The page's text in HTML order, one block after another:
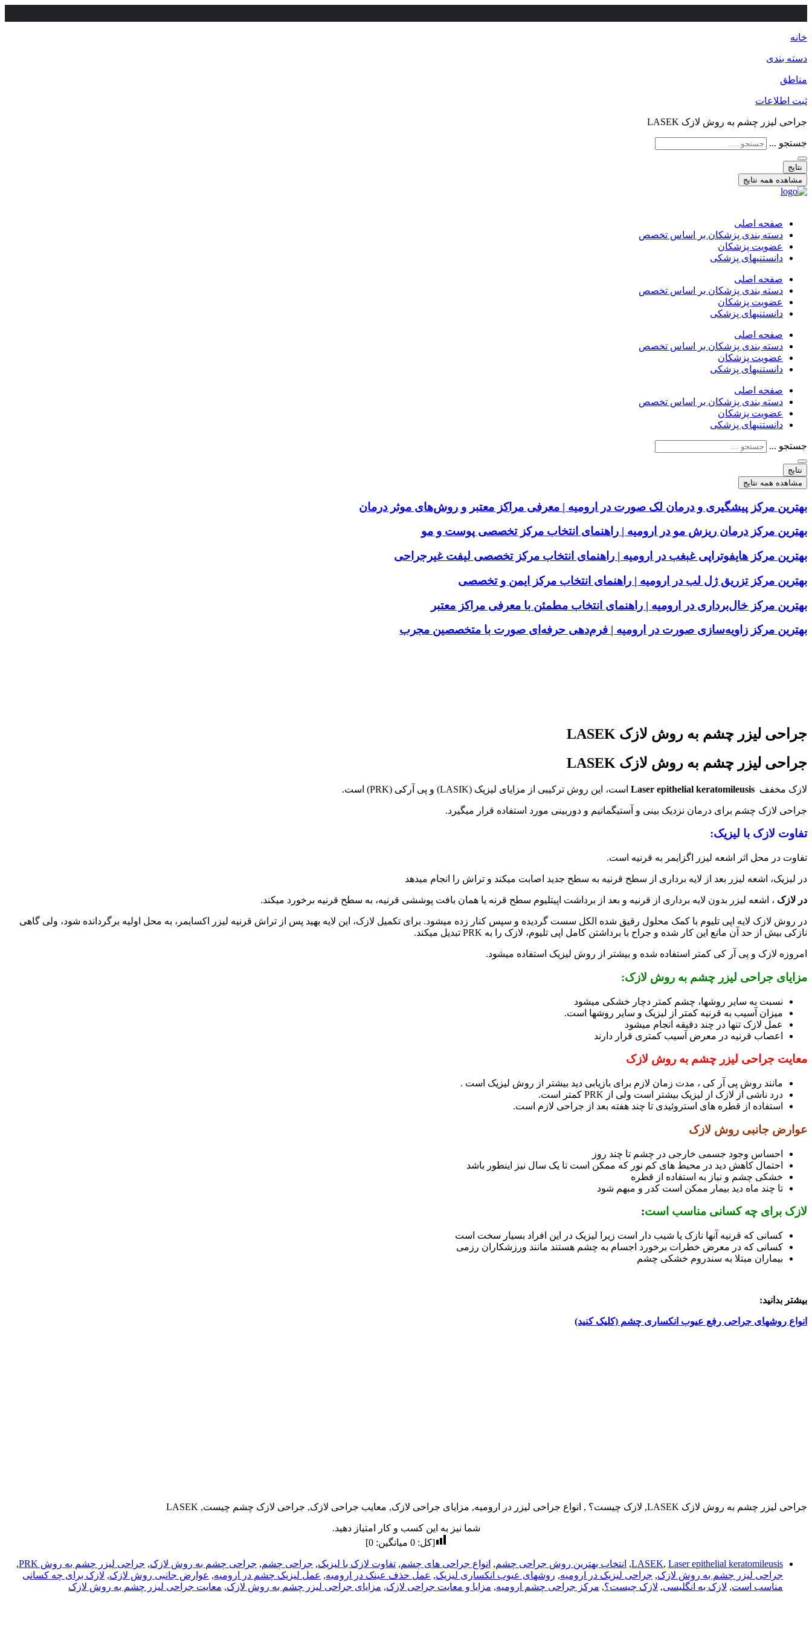
خانه
دسته بندی
مناطق
ثبت اطلاعات
جراحی لیزر چشم به روش لازک LASEK
جستجو ...
نتایج
مشاهده همه نتایج
صفحه اصلی
دسته بندی پزشکان بر اساس تخصص
عضویت پزشکان
دانستنیهای پزشکی
صفحه اصلی
دسته بندی پزشکان بر اساس تخصص
عضویت پزشکان
دانستنیهای پزشکی
صفحه اصلی
دسته بندی پزشکان بر اساس تخصص
عضویت پزشکان
دانستنیهای پزشکی
صفحه اصلی
دسته بندی پزشکان بر اساس تخصص
عضویت پزشکان
دانستنیهای پزشکی
جستجو ...
نتایج
مشاهده همه نتایج
بهترین مرکز پیشگیری و درمان لک صورت در ارومیه | معرفی مراکز معتبر و روش‌های موثر درمان
بهترین مرکز درمان ریزش مو در ارومیه | راهنمای انتخاب مرکز تخصصی پوست و مو
بهترین مرکز هایفوتراپی غبغب در ارومیه | راهنمای انتخاب مرکز تخصصی لیفت غیرجراحی
بهترین مرکز تزریق ژل لب در ارومیه | راهنمای انتخاب مرکز ایمن و تخصصی
بهترین مرکز خال‌برداری در ارومیه | راهنمای انتخاب مطمئن با معرفی مراکز معتبر
بهترین مرکز زاویه‌سازی صورت در ارومیه | فرم‌دهی حرفه‌ای صورت با متخصصین مجرب
جراحی لیزر چشم به روش لازک LASEK
جراحی لیزر چشم به روش لازک LASEK
لازک مخفف است، این روش ترکیبی از مزایای لیزیک (LASIK) و پی آرکی (PRK) است.
جراحی لازک چشم برای درمان نزدیک بینی و آستیگماتیم و دوربینی مورد استفاده قرار میگیرد.
تفاوت لازک با لیزیک:
تفاوت در محل اثر اشعه لیزر اگزایمر به قرنیه است.
در لیزیک، اشعه لیزر بعد از لایه برداری از سطح قرنیه به سطح جدید اصابت میکند و تراش را انجام میدهد
در لازک ، اشعه لیزر بدون لایه برداری از قرنیه و بعد از برداشت اپیتلیوم سطح قرنه یا همان بافت پوششی قرنیه، به سطح قرنیه برخورد میکند.
در روش لازک لایه اپی تلیوم با کمک محلول رقیق شده الکل سست گردیده و سپس کنار زده میشود. برای تکمیل لازک، این لایه بهید پس از تراش قرنیه لیزر اکسایمر، به محل اولیه برگردانده شود، ولی گاهی
نازکی بیش از حد آن مانع این کار شده و جراح با برداشتن کامل اپی تلیوم، لازک را به PRK تبدیل میکند.
امروزه لازک و پی آر کی کمتر استفاده شده و بیشتر از روش لیزیک استفاده میشود.
مزایای جراحی لیزر چشم به روش لازک:
نسبت به سایر روشها، چشم کمتر دچار خشکی میشود
میزان آسیب به قرنیه کمتر از لیزیک و سایر روشها است.
عمل لازک تنها در چند دقیقه انجام میشود
اعصاب قرنیه در معرض آسیب کمتری قرار دارند
معایت جراحی لیزر چشم به روش لازک
مانند روش پی آر کی ، مدت زمان لازم برای بازیابی دید بیشتر از روش لیزیک است .
درد ناشی از لازک از لیزیک بیشتر است ولی از PRK کمتر است.
استفاده از قطره های استروئیدی تا چند هفته بعد از جراحی لازم است.
عوارض جانبی روش لازک
احساس وجود جسمی خارجی در چشم تا چند روز
احتمال کاهش دید در محیط های کم نور که ممکن است تا یک سال نیز اینطور باشد
خشکی چشم و نیاز به استفاده از قطره
تا چند ماه دید بیمار ممکن است کدر و مبهم شود
لازک برای چه کسانی مناسب است:
کسانی که قرنیه آنها نازک یا شیب دار است زیرا لیزیک در این افراد بسیار سخت است
کسانی که در معرض خطرات برخورد اجسام به چشم هستند مانند ورزشکاران رزمی
بیماران مبتلا به سندروم خشکی چشم
بیشتر بدانید:
انواع روشهای جراحی رفع عیوب انکساری چشم (کلیک کنید)
جراحی لیزر چشم به روش لازک LASEK, لازک چیست؟ , انواع جراحی لیزر در ارومیه, مزایای جراحی لازک, معایب جراحی لازک, جراحی لازک چشم چیست, LASEK
شما نیز به این کسب و کار امتیاز دهید.
[کل:0 میانگین:0
]
LASEK, Laser epithelial keratomileusis
, انتخاب بهترین روش جراحی چشم, انواع جراحی های چشم, تفاوت لازک با لیزیک, جراحی چشم, جراحی چشم به روش لازک, جراحی لیزر چشم به روش PRK
,
جراحی لیزر چشم به روش لازک, جراحی لیزیک در ارومیه, روشهای عیوب انکساری لیزیک, عمل حذف عینک در ارومیه, عمل لیزیک چشم در ارومیه, عوارض جانبی روش لازک, لازک برای چه کسانی
مناسب است, لازک به انگلیسی, لازک چیست؟, مرکز جراحی چشم ارومیه, مزایا و معایت جراحی لازک, مزایای جراحی لیزر چشم به روش لازک, معایت جراحی لیزر چشم به روش لازک